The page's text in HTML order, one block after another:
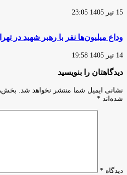
15 تیر 1405 23:05
وداع میلیون‌ها نفر با رهبر شهید در
14 تیر 1405 19:58
دیدگاهتان را بنویسید
نشانی ایمیل شما منتشر نخواهد شد.
شده‌اند *
دیدگاه *